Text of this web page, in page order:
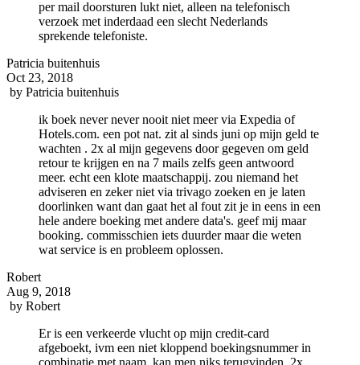
per mail doorsturen lukt niet, alleen na telefonisch
verzoek met inderdaad een slecht Nederlands
sprekende telefoniste.
Patricia buitenhuis
Oct 23, 2018
by Patricia buitenhuis
ik boek never never nooit niet meer via Expedia of
Hotels.com. een pot nat. zit al sinds juni op mijn geld te
wachten . 2x al mijn gegevens door gegeven om geld
retour te krijgen en na 7 mails zelfs geen antwoord
meer. echt een klote maatschappij. zou niemand het
adviseren en zeker niet via trivago zoeken en je laten
doorlinken want dan gaat het al fout zit je in eens in een
hele andere boeking met andere data's. geef mij maar
booking. commisschien iets duurder maar die weten
wat service is en probleem oplossen.
Robert
Aug 9, 2018
by Robert
Er is een verkeerde vlucht op mijn credit-card
afgeboekt, ivm een niet kloppend boekingsnummer in
combinatie met naam, kan men niks terugvinden, 2x